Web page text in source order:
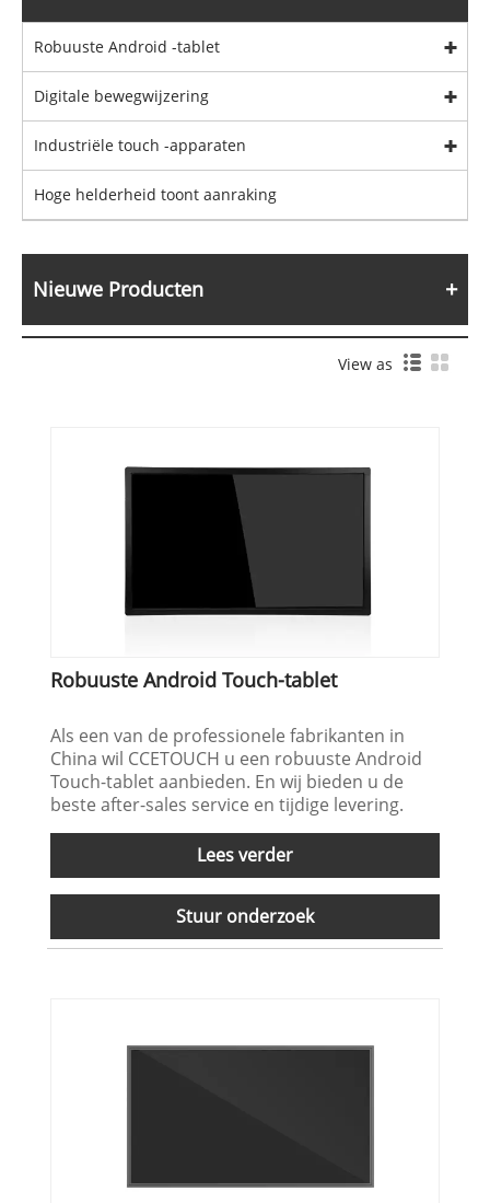
Robuuste Android -tablet
Digitale bewegwijzering
Industriële touch -apparaten
Hoge helderheid toont aanraking
Nieuwe Producten
View as
Robuuste Android Touch-tablet
Als een van de professionele fabrikanten in
China wil CCETOUCH u een robuuste Android
Touch-tablet aanbieden. En wij bieden u de
beste after-sales service en tijdige levering.
Lees verder
Stuur onderzoek